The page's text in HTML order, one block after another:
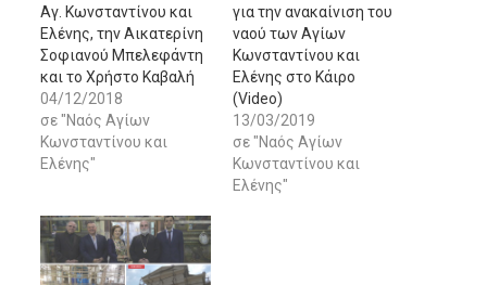
Αγ. Κωνσταντίνου και
Ελένης, την Αικατερίνη
Σοφιανού Μπελεφάντη
και το Χρήστο Καβαλή
04/12/2018
σε "Ναός Αγίων
Κωνσταντίνου και
Ελένης"
για την ανακαίνιση του
ναού των Αγίων
Κωνσταντίνου και
Ελένης στο Κάιρο
(Video)
13/03/2019
σε "Ναός Αγίων
Κωνσταντίνου και
Ελένης"